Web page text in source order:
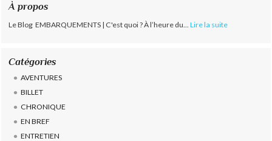
À propos
Le Blog EMBARQUEMENTS | C'est quoi ? À l’heure du... Lire la suite
Catégories
AVENTURES
BILLET
CHRONIQUE
EN BREF
ENTRETIEN